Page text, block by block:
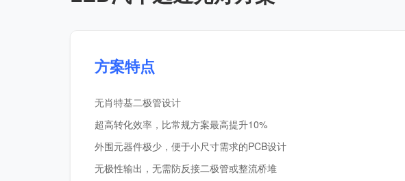
方案特点
无肖特基二极管设计
超高转化效率，比常规方案最高提升10%
外围元器件极少，便于小尺寸需求的PCB设计
无极性输出，无需防反接二极管或整流桥堆